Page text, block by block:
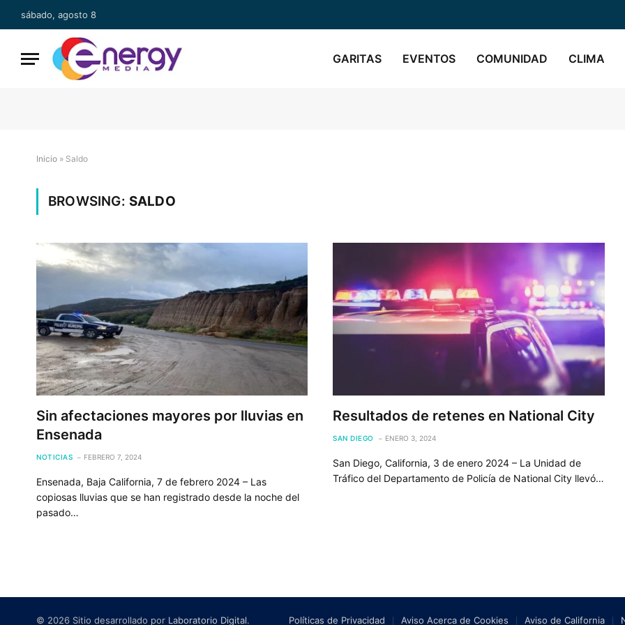
sábado, agosto 8
GARITAS EVENTOS COMUNIDAD CLIMA
Inicio » Saldo
BROWSING: SALDO
Sin afectaciones mayores por lluvias en
Ensenada
NOTICIAS FEBRERO 7, 2024
Ensenada, Baja California, 7 de febrero 2024 – Las
copiosas lluvias que se han registrado desde la noche del
pasado…
Resultados de retenes en National City
SAN DIEGO ENERO 3, 2024
San Diego, California, 3 de enero 2024 – La Unidad de
Tráfico del Departamento de Policía de National City llevó…
© 2026 Sitio desarrollado por Laboratorio Digital. Políticas de Privacidad Aviso Acerca de Cookies Aviso de California